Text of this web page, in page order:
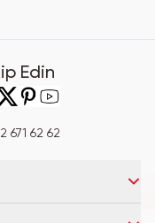
Edin
671 62 62